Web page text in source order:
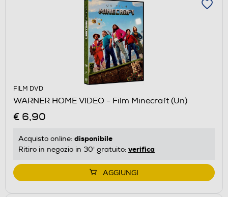
FILM DVD
WARNER HOME VIDEO - Film Minecraft (Un)
€ 6,90
Acquisto online: disponibile
Ritiro in negozio in 30' gratuito: verifica
AGGIUNGI